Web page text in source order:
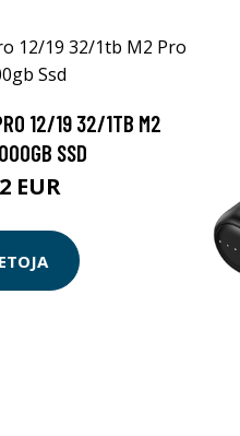
12/19 32/1TB M2
SSD
EUR